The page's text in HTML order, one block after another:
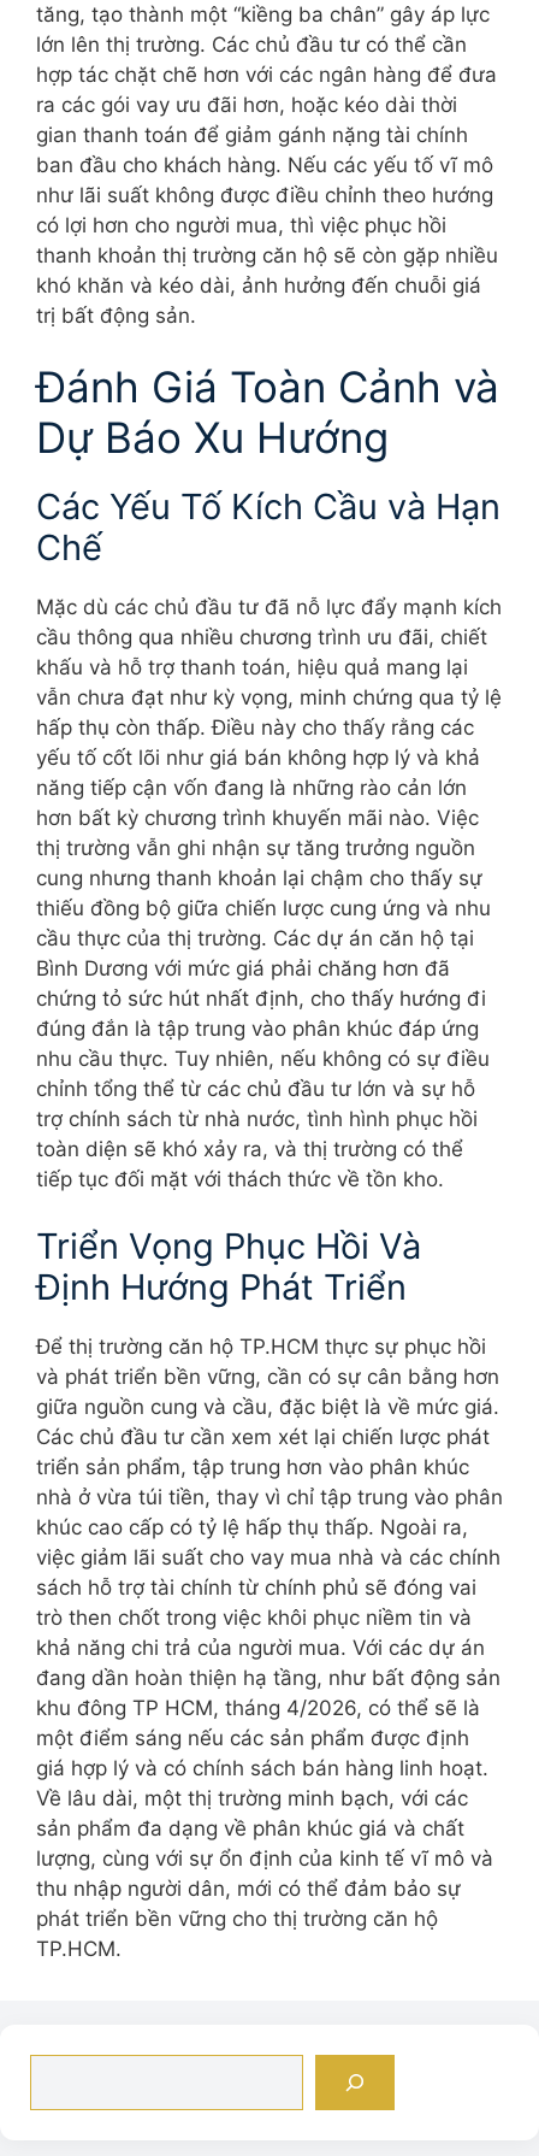
tăng, tạo thành một “kiềng ba chân” gây áp lực
lớn lên thị trường. Các chủ đầu tư có thể cần
hợp tác chặt chẽ hơn với các ngân hàng để đưa
ra các gói vay ưu đãi hơn, hoặc kéo dài thời
gian thanh toán để giảm gánh nặng tài chính
ban đầu cho khách hàng. Nếu các yếu tố vĩ mô
như lãi suất không được điều chỉnh theo hướng
có lợi hơn cho người mua, thì việc phục hồi
thanh khoản thị trường căn hộ sẽ còn gặp nhiều
khó khăn và kéo dài, ảnh hưởng đến chuỗi giá
trị bất động sản.
Đánh Giá Toàn Cảnh và
Dự Báo Xu Hướng
Các Yếu Tố Kích Cầu và Hạn
Chế
Mặc dù các chủ đầu tư đã nỗ lực đẩy mạnh kích
cầu thông qua nhiều chương trình ưu đãi, chiết
khấu và hỗ trợ thanh toán, hiệu quả mang lại
vẫn chưa đạt như kỳ vọng, minh chứng qua tỷ lệ
hấp thụ còn thấp. Điều này cho thấy rằng các
yếu tố cốt lõi như giá bán không hợp lý và khả
năng tiếp cận vốn đang là những rào cản lớn
hơn bất kỳ chương trình khuyến mãi nào. Việc
thị trường vẫn ghi nhận sự tăng trưởng nguồn
cung nhưng thanh khoản lại chậm cho thấy sự
thiếu đồng bộ giữa chiến lược cung ứng và nhu
cầu thực của thị trường. Các dự án căn hộ tại
Bình Dương với mức giá phải chăng hơn đã
chứng tỏ sức hút nhất định, cho thấy hướng đi
đúng đắn là tập trung vào phân khúc đáp ứng
nhu cầu thực. Tuy nhiên, nếu không có sự điều
chỉnh tổng thể từ các chủ đầu tư lớn và sự hỗ
trợ chính sách từ nhà nước, tình hình phục hồi
toàn diện sẽ khó xảy ra, và thị trường có thể
tiếp tục đối mặt với thách thức về tồn kho.
Triển Vọng Phục Hồi Và
Định Hướng Phát Triển
Để thị trường căn hộ TP.HCM thực sự phục hồi
và phát triển bền vững, cần có sự cân bằng hơn
giữa nguồn cung và cầu, đặc biệt là về mức giá.
Các chủ đầu tư cần xem xét lại chiến lược phát
triển sản phẩm, tập trung hơn vào phân khúc
nhà ở vừa túi tiền, thay vì chỉ tập trung vào phân
khúc cao cấp có tỷ lệ hấp thụ thấp. Ngoài ra,
việc giảm lãi suất cho vay mua nhà và các chính
sách hỗ trợ tài chính từ chính phủ sẽ đóng vai
trò then chốt trong việc khôi phục niềm tin và
khả năng chi trả của người mua. Với các dự án
đang dần hoàn thiện hạ tầng, như bất động sản
khu đông TP HCM, tháng 4/2026, có thể sẽ là
một điểm sáng nếu các sản phẩm được định
giá hợp lý và có chính sách bán hàng linh hoạt.
Về lâu dài, một thị trường minh bạch, với các
sản phẩm đa dạng về phân khúc giá và chất
lượng, cùng với sự ổn định của kinh tế vĩ mô và
thu nhập người dân, mới có thể đảm bảo sự
phát triển bền vững cho thị trường căn hộ
TP.HCM.